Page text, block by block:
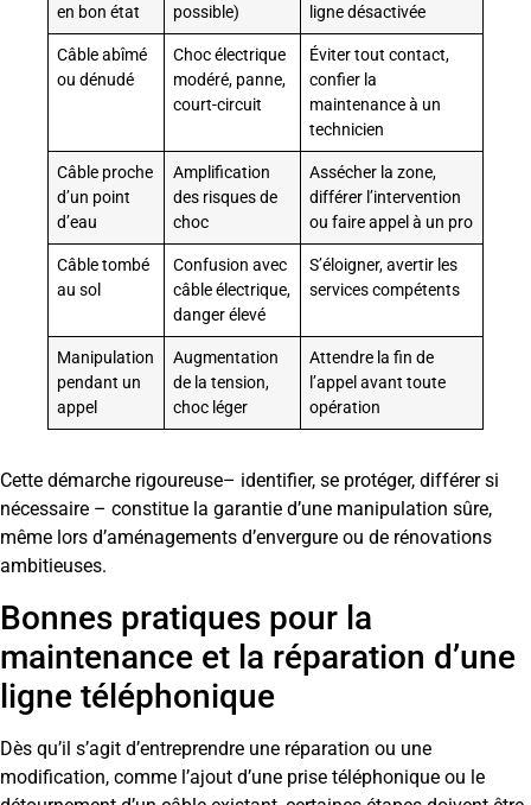
en bon état
possible)
ligne désactivée
Câble abîmé
ou dénudé
Choc électrique
modéré, panne,
court-circuit
Éviter tout contact,
confier la
maintenance à un
technicien
Câble proche
d’un point
d’eau
Amplification
des risques de
choc
Assécher la zone,
différer l’intervention
ou faire appel à un pro
Câble tombé
au sol
Confusion avec
câble électrique,
danger élevé
S’éloigner, avertir les
services compétents
Manipulation
pendant un
appel
Augmentation
de la tension,
choc léger
Attendre la fin de
l’appel avant toute
opération
Cette démarche rigoureuse– identifier, se protéger, différer si
nécessaire – constitue la garantie d’une manipulation sûre,
même lors d’aménagements d’envergure ou de rénovations
ambitieuses.
Bonnes pratiques pour la
maintenance et la réparation d’une
ligne téléphonique
Dès qu’il s’agit d’entreprendre une réparation ou une
modification, comme l’ajout d’une prise téléphonique ou le